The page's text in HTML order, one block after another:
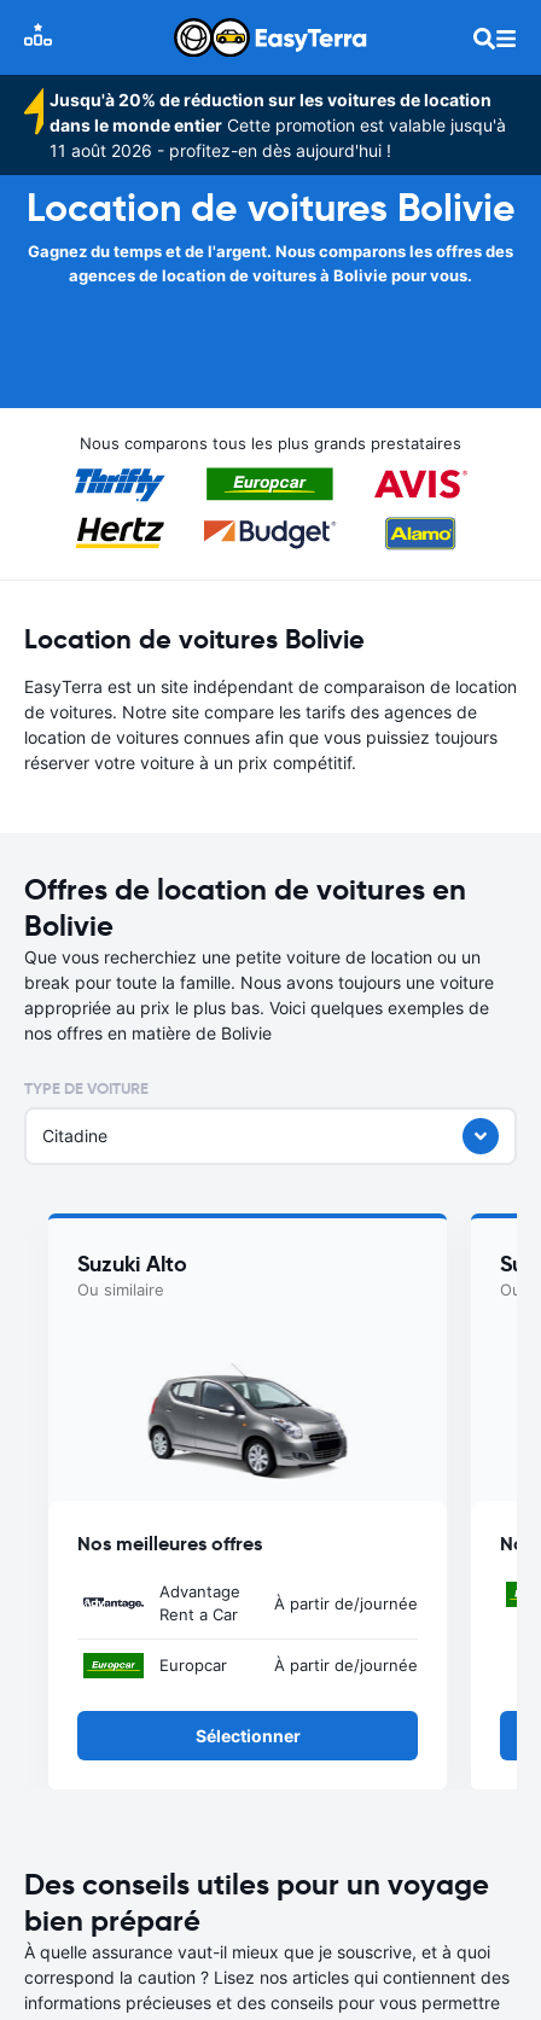
Jusqu'à 20% de réduction sur les voitures de location
dans le monde entier Cette promotion est valable jusqu'à
11 août 2026 - profitez-en dès aujourd'hui !
Location de voitures Bolivie
Gagnez du temps et de l'argent. Nous comparons les offres des
agences de location de voitures à Bolivie pour vous.
Nous comparons tous les plus grands prestataires
Location de voitures Bolivie
EasyTerra est un site indépendant de comparaison de location
de voitures. Notre site compare les tarifs des agences de
location de voitures connues afin que vous puissiez toujours
réserver votre voiture à un prix compétitif.
Offres de location de voitures en
Bolivie
Que vous recherchiez une petite voiture de location ou un
break pour toute la famille. Nous avons toujours une voiture
appropriée au prix le plus bas. Voici quelques exemples de
nos offres en matière de Bolivie
TYPE DE VOITURE
Citadine
Suzuki Alto
Ou similaire
Nos meilleures offres
Advantage
Rent a Car
À partir de/journée
Europcar À partir de/journée
Sélectionner
Ou
Nos
Des conseils utiles pour un voyage
bien préparé
À quelle assurance vaut-il mieux que je souscrive, et à quoi
correspond la caution ? Lisez nos articles qui contiennent des
informations précieuses et des conseils pour vous permettre